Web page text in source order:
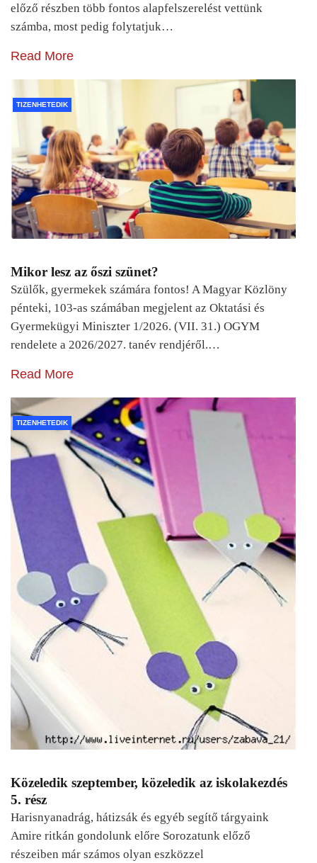
előző részben több fontos alapfelszerelést vettünk
számba, most pedig folytatjuk…
Read More
TIZENHETEDIK
Mikor lesz az őszi szünet?
Szülők, gyermekek számára fontos! A Magyar Közlöny
pénteki, 103-as számában megjelent az Oktatási és
Gyermekügyi Miniszter 1/2026. (VII. 31.) OGYM
rendelete a 2026/2027. tanév rendjéről.…
Read More
TIZENHETEDIK
Közeledik szeptember, közeledik az iskolakezdés
5. rész
Harisnyanadrág, hátizsák és egyéb segítő tárgyaink
Amire ritkán gondolunk előre Sorozatunk előző
részeiben már számos olyan eszközzel